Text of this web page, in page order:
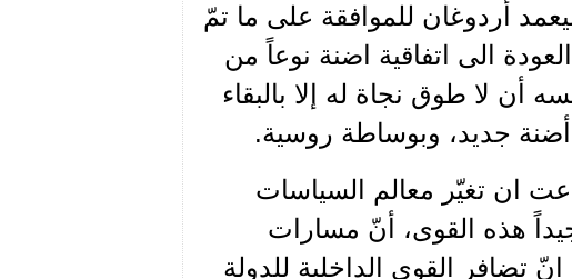
أردوغان للموافقة على ما تمّ
الى اتفاقية اضنة نوعاً من
أن لا طوق نجاة له إلا بالبقاء
جديد، وبوساطة روسية.
ان تغيّر معالم السياسات
جيداً هذه القوى، أنّ مسارات
تضافر القوى الداخلية للدولة